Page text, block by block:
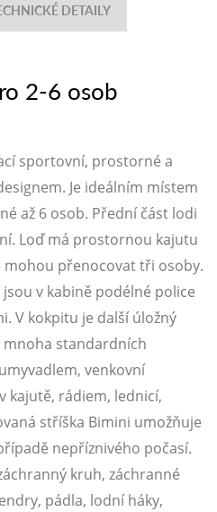
DETAILY
2-6 osob
sportovní, prostorné a
Je ideálním místem
až 6 osob. Přední část lodi
Loď má prostornou kajutu
mohou přenocovat tři osoby.
v kabině podélné police
V kokpitu je další úložný
standardních
venkovní
kajutě, rádiem, lednicí,
stříška Bimini umožňuje
nepříznivého počasí.
kruh, záchranné
pádla, lodní háky,